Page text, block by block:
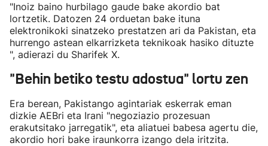
"Inoiz baino hurbilago gaude bake akordio bat
lortzetik. Datozen 24 orduetan bake ituna
elektronikoki sinatzeko prestatzen ari da Pakistan, eta
hurrengo astean elkarrizketa teknikoak hasiko dituzte
", adierazi du Sharifek X.
"Behin betiko testu adostua" lortu zen
Era berean, Pakistango agintariak eskerrak eman
dizkie AEBri eta Irani "negoziazio prozesuan
erakutsitako jarregatik", eta aliatuei babesa agertu die,
akordio hori bake iraunkorra izango dela iritzita.